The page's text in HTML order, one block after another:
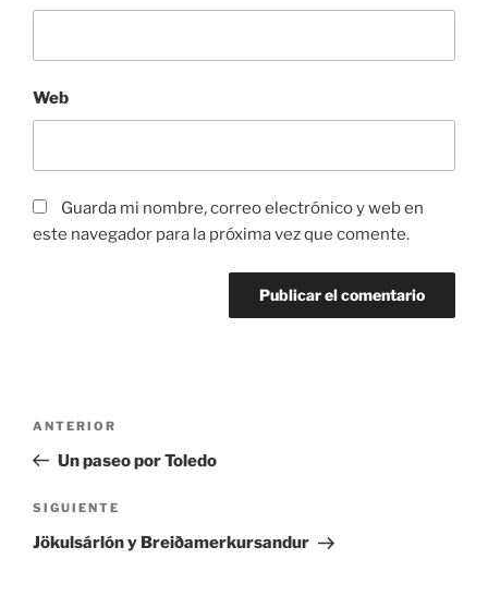
Web
Guarda mi nombre, correo electrónico y web en
este navegador para la próxima vez que comente.
entradas
Entrada
anterior:
ANTERIOR
Un paseo por Toledo
Siguiente
entrada
SIGUIENTE
Jökulsárlón y Breiðamerkursandur